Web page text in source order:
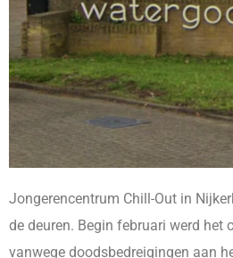
Jongerencentrum Chill-Out in
de deuren. Begin februari werd het
vanwege doodsbedreigingen aan